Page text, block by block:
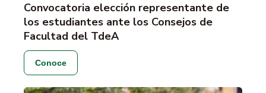
Convocatoria elección representante de
los estudiantes ante los Consejos de
Facultad del TdeA
Conoce